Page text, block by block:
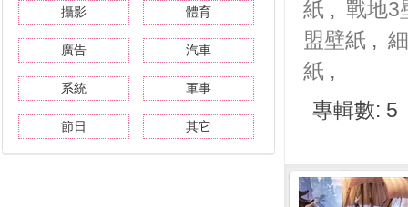
攝影 體育
廣告 汽車
系統 軍事
節日 其它
紙 , 戰地3
盟壁紙 ,
紙 ,
專輯數: 5